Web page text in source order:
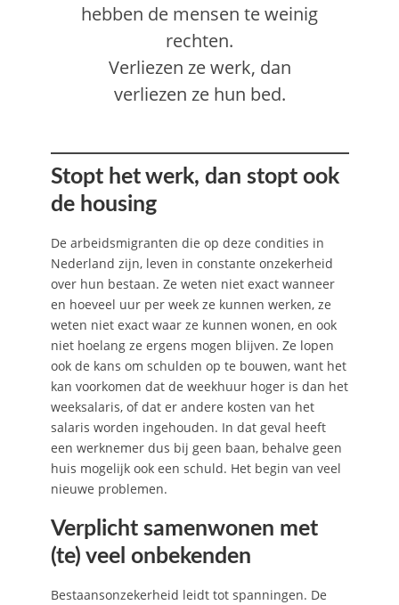
hebben de mensen te weinig
rechten.
Verliezen ze werk, dan
verliezen ze hun bed.
Stopt het werk, dan stopt ook
de housing
De arbeidsmigranten die op deze condities in
Nederland zijn, leven in constante onzekerheid
over hun bestaan. Ze weten niet exact wanneer
en hoeveel uur per week ze kunnen werken, ze
weten niet exact waar ze kunnen wonen, en ook
niet hoelang ze ergens mogen blijven. Ze lopen
ook de kans om schulden op te bouwen, want het
kan voorkomen dat de weekhuur hoger is dan het
weeksalaris, of dat er andere kosten van het
salaris worden ingehouden. In dat geval heeft
een werknemer dus bij geen baan, behalve geen
huis mogelijk ook een schuld. Het begin van veel
nieuwe problemen.
Verplicht samenwonen met
(te) veel onbekenden
Bestaansonzekerheid leidt tot spanningen. De